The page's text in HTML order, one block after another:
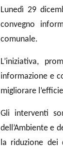
Lunedì 29
convegno
comunale.
L’iniziativa,
informazione e
migliorare
Gli interventi
dell’Ambiente e
la riduzione dei